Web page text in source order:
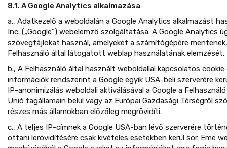
8.1. A Google Analytics alkalmazása
a., Adatkezelő a weboldalán a Google Analytics alkalmazást
Inc. („Google”) webelemző szolgáltatása. A Google Analytics
szövegfájlokat használ, amelyeket a számítógépére
Felhasználó által látogatott weblap használatának elemzését.
b., A Felhasználó által használt weboldallal kapcsolatos
információk rendszerint a Google egyik USA-beli szerverére
IP-anonimizálás weboldali aktiválásával a Google a
Unió tagállamain belül vagy az Európai Gazdasági Térségről
részes más államokban előzőleg megrövidíti.
c., A teljes IP-címnek a Google USA-ban lévő szerverére
ottani lerövidítésére csak kivételes esetekben kerül sor. Eme